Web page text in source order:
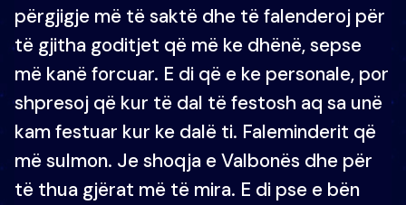
përgjigje më të saktë dhe të falenderoj për
të gjitha goditjet që më ke dhënë, sepse
më kanë forcuar. E di që e ke personale, por
shpresoj që kur të dal të festosh aq sa unë
kam festuar kur ke dalë ti. Faleminderit që
më sulmon. Je shoqja e Valbonës dhe për
të thua gjërat më të mira. E di pse e bën